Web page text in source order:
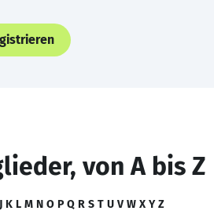
von A bis Z
J K L M N O P Q R S T U V W X Y Z